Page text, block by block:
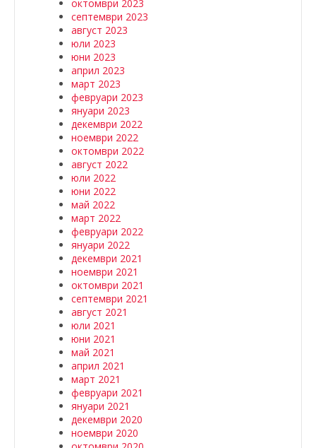
октомври 2023
септември 2023
август 2023
юли 2023
юни 2023
април 2023
март 2023
февруари 2023
януари 2023
декември 2022
ноември 2022
октомври 2022
август 2022
юли 2022
юни 2022
май 2022
март 2022
февруари 2022
януари 2022
декември 2021
ноември 2021
октомври 2021
септември 2021
август 2021
юли 2021
юни 2021
май 2021
април 2021
март 2021
февруари 2021
януари 2021
декември 2020
ноември 2020